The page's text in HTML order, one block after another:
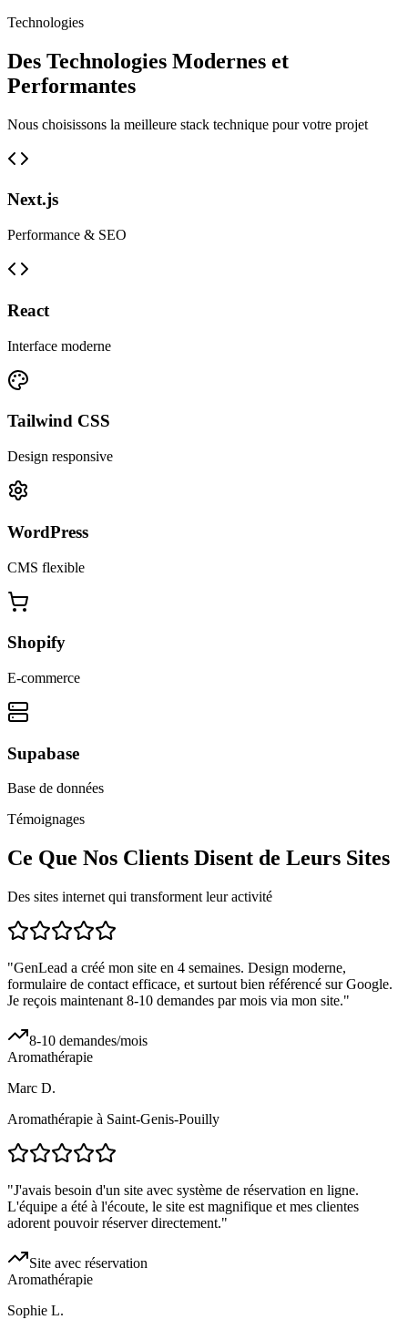
Technologies
Des Technologies Modernes et
Performantes
Nous choisissons la meilleure stack technique pour votre projet
Next.js
Performance & SEO
React
Interface moderne
Tailwind CSS
Design responsive
WordPress
CMS flexible
Shopify
E-commerce
Supabase
Base de données
Témoignages
Ce Que Nos Clients Disent de Leurs Sites
Des sites internet qui transforment leur activité
"GenLead a créé mon site en 4 semaines. Design moderne,
formulaire de contact efficace, et surtout bien référencé sur Google.
Je reçois maintenant 8-10 demandes par mois via mon site."
8-10 demandes/mois
Aromathérapie
Marc D.
Aromathérapie à Saint-Genis-Pouilly
"J'avais besoin d'un site avec système de réservation en ligne.
L'équipe a été à l'écoute, le site est magnifique et mes clientes
adorent pouvoir réserver directement."
Site avec réservation
Aromathérapie
Sophie L.